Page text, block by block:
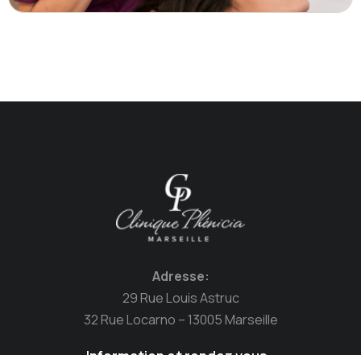
Adresse:
29 Rue Louis Astruc
32 Rue Locarno – 13005 Marseille